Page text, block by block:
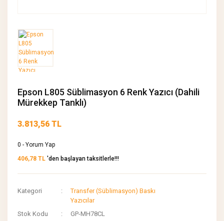
Epson L805 Süblimasyon 6 Renk Yazıcı (Dahili
Mürekkep Tanklı)
3.813,56 TL
0 - Yorum Yap
406,78 TL 'den başlayan taksitlerle!!!
Kategori
Transfer (Süblimasyon) Baskı
Yazıcılar
Stok Kodu
GP-MH78CL